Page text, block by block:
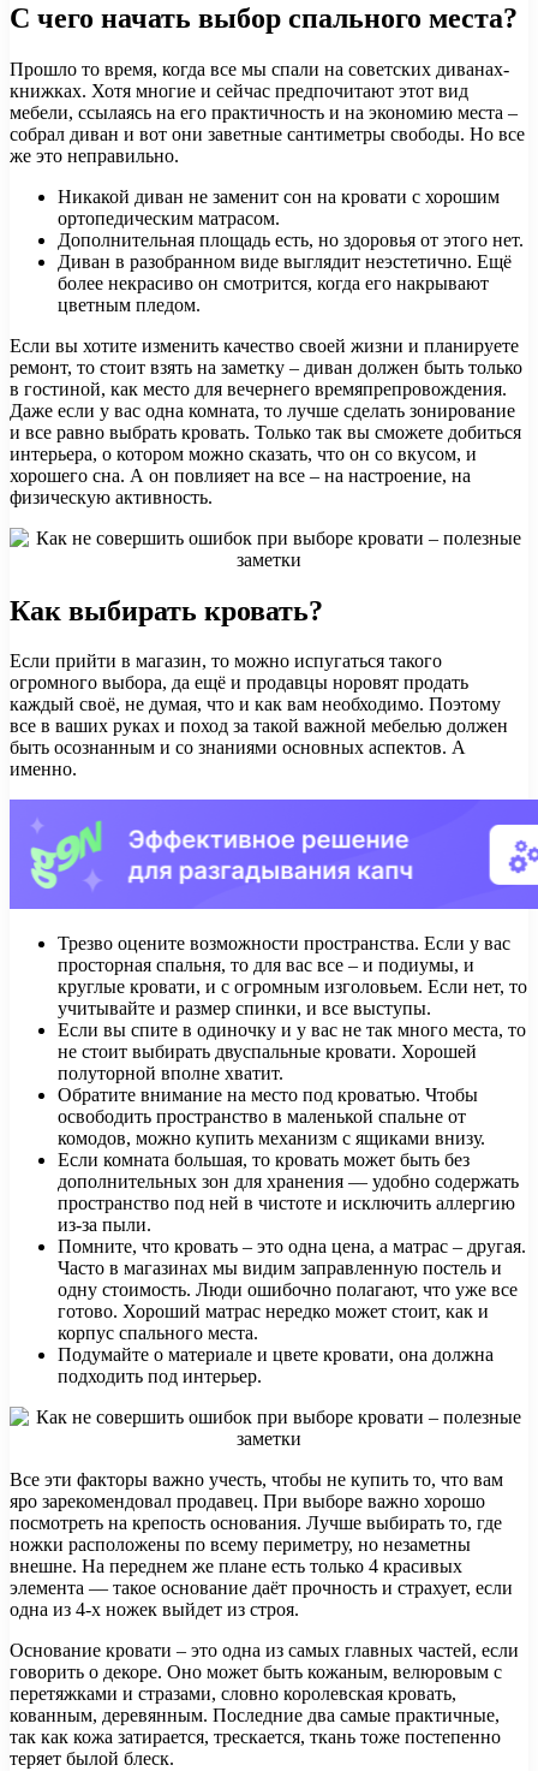
С чего начать выбор спального места?
Прошло то время, когда все мы спали на советских диванах-
книжках. Хотя многие и сейчас предпочитают этот вид
мебели, ссылаясь на его практичность и на экономию места –
собрал диван и вот они заветные сантиметры свободы. Но все
же это неправильно.
Никакой диван не заменит сон на кровати с хорошим
ортопедическим матрасом.
Дополнительная площадь есть, но здоровья от этого нет.
Диван в разобранном виде выглядит неэстетично. Ещё
более некрасиво он смотрится, когда его накрывают
цветным пледом.
Если вы хотите изменить качество своей жизни и планируете
ремонт, то стоит взять на заметку – диван должен быть только
в гостиной, как место для вечернего времяпрепровождения.
Даже если у вас одна комната, то лучше сделать зонирование
и все равно выбрать кровать. Только так вы сможете добиться
интерьера, о котором можно сказать, что он со вкусом, и
хорошего сна. А он повлияет на все – на настроение, на
физическую активность.
Как выбирать кровать?
Если прийти в магазин, то можно испугаться такого
огромного выбора, да ещё и продавцы норовят продать
каждый своё, не думая, что и как вам необходимо. Поэтому
все в ваших руках и поход за такой важной мебелью должен
быть осознанным и со знаниями основных аспектов. А
именно.
Трезво оцените возможности пространства. Если у вас
просторная спальня, то для вас все – и подиумы, и
круглые кровати, и с огромным изголовьем. Если нет, то
учитывайте и размер спинки, и все выступы.
Если вы спите в одиночку и у вас не так много места, то
не стоит выбирать двуспальные кровати. Хорошей
полуторной вполне хватит.
Обратите внимание на место под кроватью. Чтобы
освободить пространство в маленькой спальне от
комодов, можно купить механизм с ящиками внизу.
Если комната большая, то кровать может быть без
дополнительных зон для хранения — удобно содержать
пространство под ней в чистоте и исключить аллергию
из-за пыли.
Помните, что кровать – это одна цена, а матрас – другая.
Часто в магазинах мы видим заправленную постель и
одну стоимость. Люди ошибочно полагают, что уже все
готово. Хороший матрас нередко может стоит, как и
корпус спального места.
Подумайте о материале и цвете кровати, она должна
подходить под интерьер.
Все эти факторы важно учесть, чтобы не купить то, что вам
яро зарекомендовал продавец. При выборе важно хорошо
посмотреть на крепость основания. Лучше выбирать то, где
ножки расположены по всему периметру, но незаметны
внешне. На переднем же плане есть только 4 красивых
элемента — такое основание даёт прочность и страхует, если
одна из 4-х ножек выйдет из строя.
Основание кровати – это одна из самых главных частей, если
говорить о декоре. Оно может быть кожаным, велюровым с
перетяжками и стразами, словно королевская кровать,
кованным, деревянным. Последние два самые практичные,
так как кожа затирается, трескается, ткань тоже постепенно
теряет былой блеск.